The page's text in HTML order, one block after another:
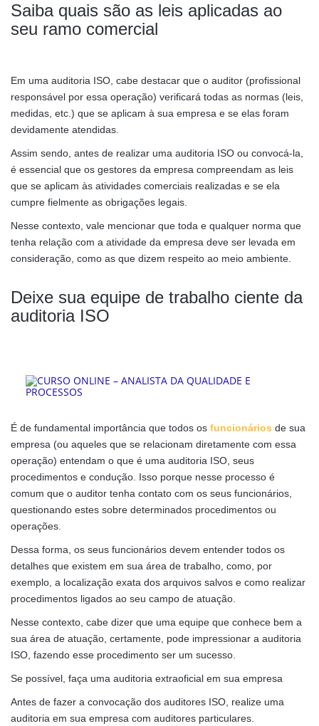
Saiba quais são as leis aplicadas ao
seu ramo comercial
Em uma auditoria ISO, cabe destacar que o auditor (profissional
responsável por essa operação) verificará todas as normas (leis,
medidas, etc.) que se aplicam à sua empresa e se elas foram
devidamente atendidas.
Assim sendo, antes de realizar uma auditoria ISO ou convocá-la,
é essencial que os gestores da empresa compreendam as leis
que se aplicam às atividades comerciais realizadas e se ela
cumpre fielmente as obrigações legais.
Nesse contexto, vale mencionar que toda e qualquer norma que
tenha relação com a atividade da empresa deve ser levada em
consideração, como as que dizem respeito ao meio ambiente.
Deixe sua equipe de trabalho ciente da
auditoria ISO
É de fundamental importância que todos os funcionários de sua
empresa (ou aqueles que se relacionam diretamente com essa
operação) entendam o que é uma auditoria ISO, seus
procedimentos e condução. Isso porque nesse processo é
comum que o auditor tenha contato com os seus funcionários,
questionando estes sobre determinados procedimentos ou
operações.
Dessa forma, os seus funcionários devem entender todos os
detalhes que existem em sua área de trabalho, como, por
exemplo, a localização exata dos arquivos salvos e como realizar
procedimentos ligados ao seu campo de atuação.
Nesse contexto, cabe dizer que uma equipe que conhece bem a
sua área de atuação, certamente, pode impressionar a auditoria
ISO, fazendo esse procedimento ser um sucesso.
Se possível, faça uma auditoria extraoficial em sua empresa
Antes de fazer a convocação dos auditores ISO, realize uma
auditoria em sua empresa com auditores particulares.